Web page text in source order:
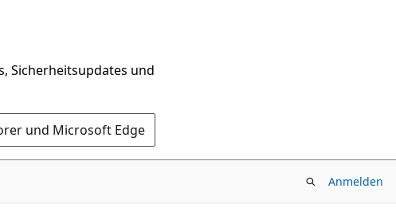
Sicherheitsupdates und
und Microsoft Edge
Anmelden